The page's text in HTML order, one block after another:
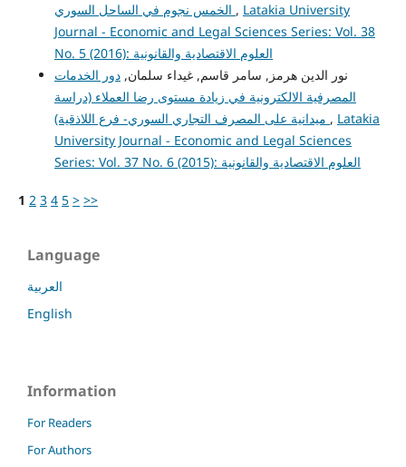
, Latakia University
Journal - Economic and Legal Sciences Series: Vol. 38
No. 5 (2016): العلوم الاقتصادية والقانونية
نور الدين هرمز, سامر قاسم, غيداء سلمان,دور الخدمات
المصرفية الالكترونية في زيادة مستوى رضا العملاء (دراسة
, Latakia
University Journal - Economic and Legal Sciences
Series: Vol. 37 No. 6 (2015): العلوم الاقتصادية والقانونية
1 2 3 4 5 > >>
Language
العربية
English
Information
For Readers
For Authors